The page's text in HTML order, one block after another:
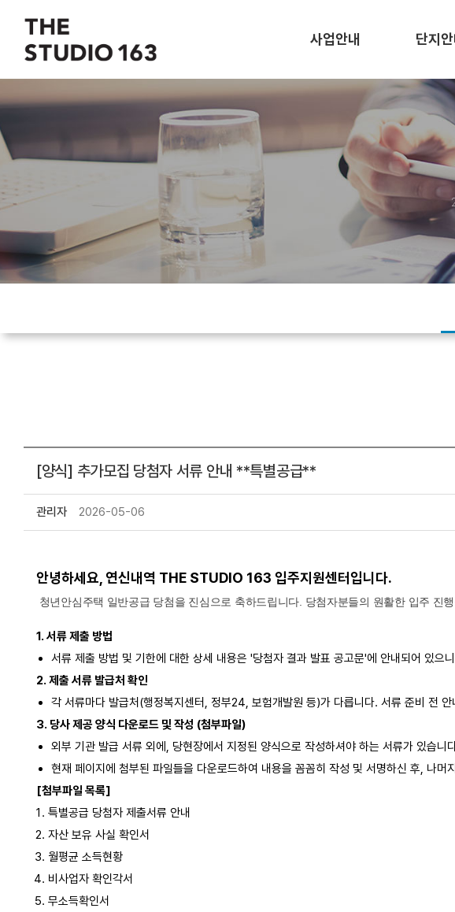
사업안내
오시는 길
단지안
특장
층별세대
평면 안
커뮤니티
[양식] 추가모집 당첨자 서류 안내 **특별공급**
관리자 2026-05-06
안녕하세요, 연신내역 THE STUDIO 163 입주지원센터입니다.
청년안심주택 일반공급 당첨을 진심으로 축하드립니다. 당첨자분들의 원활한 입주 진
1. 서류 제출 방법
서류 제출 방법 및 기한에 대한 상세 내용은 '당첨자 결과 발표 공고문'에 안내되어 있으
2. 제출 서류 발급처 확인
각 서류마다 발급처(행정복지센터, 정부24, 보험개발원 등)가 다릅니다. 서류 준비 전
3. 당사 제공 양식 다운로드 및 작성 (첨부파일)
외부 기관 발급 서류 외에, 당현장에서 지정된 양식으로 작성하셔야 하는 서류가 있습니
현재 페이지에 첨부된 파일들을 다운로드하여 내용을 꼼꼼히 작성 및 서명하신 후, 나머
[첨부파일 목록]
특별공급 당첨자 제출서류 안내
자산 보유 사실 확인서
월평균 소득현황
비사업자 확인각서
무소득확인서